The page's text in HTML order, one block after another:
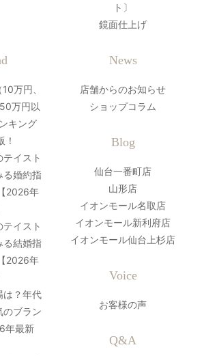
ト〕
鏡面仕上げ
万円、
万円以
キング
イスト
る婚約指
2026年
イスト
る結婚指
2026年
は？年代
のブラン
年最新
News
店舗からのお知らせ
ショップコラム
Blog
仙台一番町店
山形店
イオンモール名取店
イオンモール新利府店
イオンモール仙台上杉店
Voice
お客様の声
Q&A